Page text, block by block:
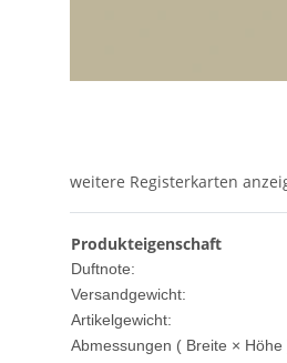
weitere Registerkarten
Produkteigenschaft
Duftnote:
Versandgewicht:
Artikelgewicht:
Abmessungen ( Breite × Höhe